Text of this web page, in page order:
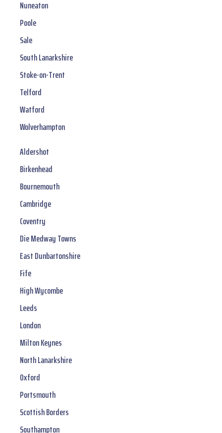
Nuneaton
Poole
Sale
South Lanarkshire
Stoke-on-Trent
Telford
Watford
Wolverhampton
Aldershot
Birkenhead
Bournemouth
Cambridge
Coventry
Die Medway Towns
East Dunbartonshire
Fife
High Wycombe
Leeds
London
Milton Keynes
North Lanarkshire
Oxford
Portsmouth
Scottish Borders
Southampton